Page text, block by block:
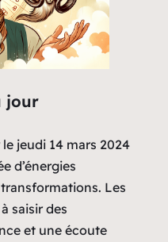
jour
jeudi 14 mars 2024
d’énergies
Les
saisir des
et une écoute